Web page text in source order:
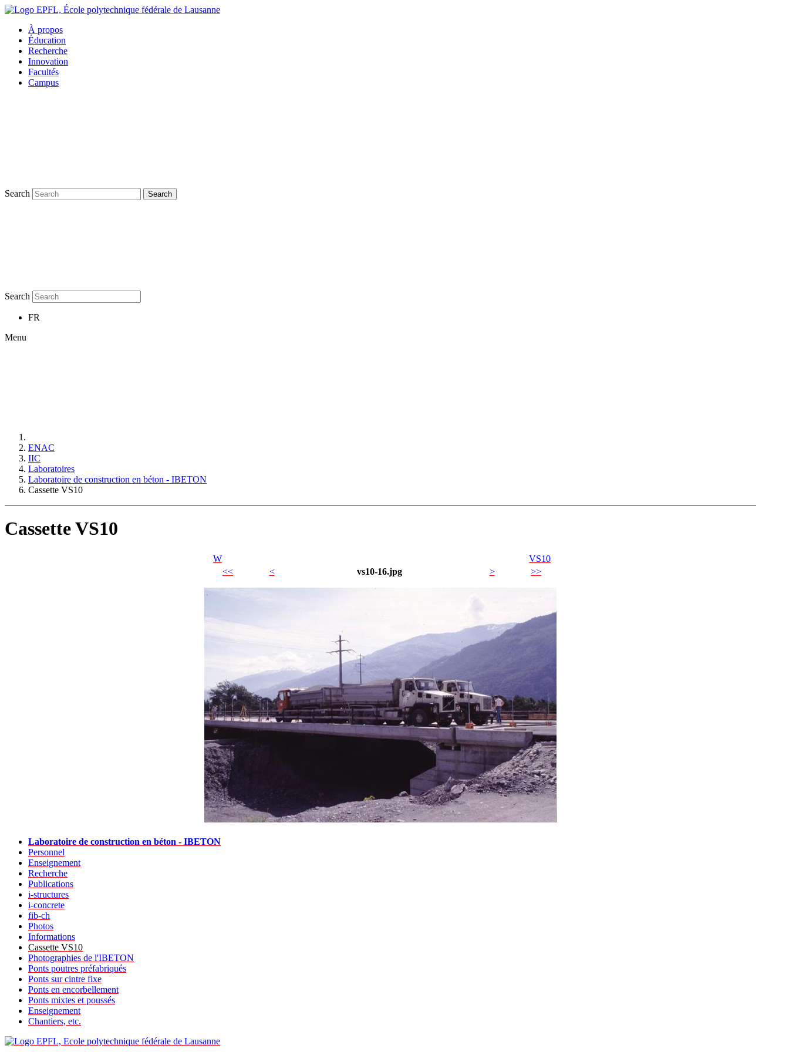
À propos
Éducation
Recherche
Innovation
Facultés
Campus
Search Search
Search
FR
Menu
ENAC
IIC
Laboratoires
Laboratoire de construction en béton - IBETON
Cassette VS10
Cassette VS10
W
VS10
<<
< vs10-16.jpg > >>
Laboratoire de construction en béton - IBETON
Personnel
Enseignement
Recherche
Publications
i-structures
i-concrete
fib-ch
Photos
Informations
Cassette VS10
Photographies de l'IBETON
Ponts poutres préfabriqués
Ponts sur cintre fixe
Ponts en encorbellement
Ponts mixtes et poussés
Enseignement
Chantiers, etc.